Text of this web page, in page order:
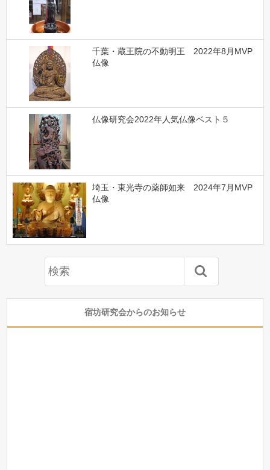
千葉・蔵王院の不動明王 2022年8月MVP
仏像
仏像研究会2022年人気仏像ベスト５
埼玉・東光寺の薬師如来 2024年7月MVP
仏像
宿坊研究会からのお知らせ